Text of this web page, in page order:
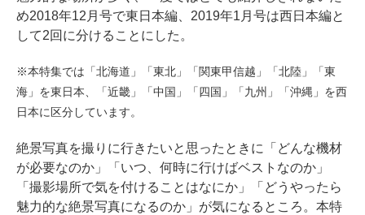
め2018年12月号で東日本編、2019年1月号は西日本編と
して2回に分けることにした。
※本特集では「北海道」「東北」「関東甲信越」「北陸」「東
海」を東日本、「近畿」「中国」「四国」「九州」「沖縄」を西
日本に区分しています。
絶景写真を撮りに行きたいと思ったときに「どんな機材
が必要なのか」「いつ、何時に行けばベストなのか」
「撮影場所で気を付けることはなにか」「どうやったら
魅力的な絶景写真になるのか」が気になるところ。本特